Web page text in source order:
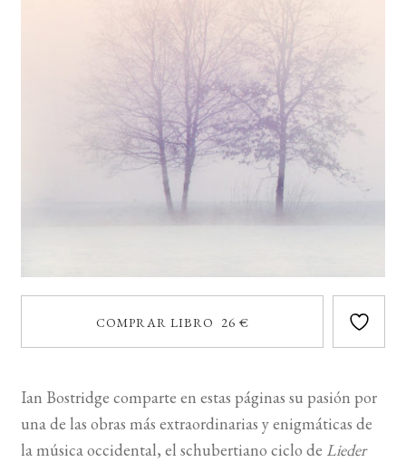
COMPRAR LIBRO 26 €
Ian Bostridge comparte en estas páginas su pasión por
una de las obras más extraordinarias y enigmáticas de
la música occidental, el schubertiano ciclo de Lieder